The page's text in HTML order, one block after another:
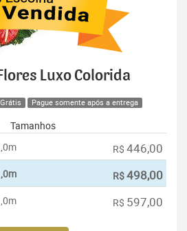
Luxo Colorida
Pague somente após a entrega
Tamanhos
R$ 446,00
R$498,00
R$ 597,00